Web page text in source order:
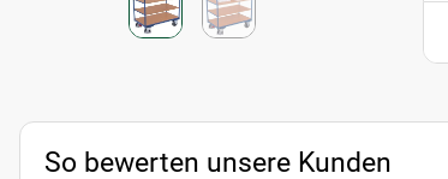
So bewerten unsere Kunden